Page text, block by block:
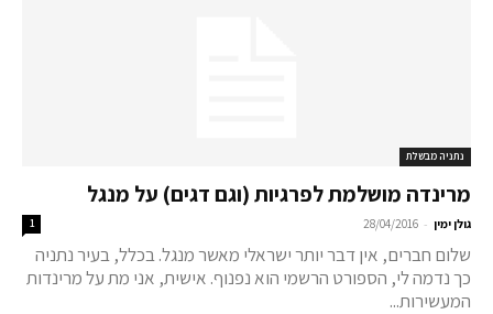
נתניה מבשלת
מרינדה מושלמת לפרגיות (וגם דגים) על מנגל
גולן ימין -
28/04/2016
1
שלום חברים, אין דבר יותר ישראלי מאשר מנגל. בכלל, בעיר נתניה
כך נדמה לי, הספורט הרשמי הוא נפנוף. אישית, אני מת על מרינדות
המעשירות...